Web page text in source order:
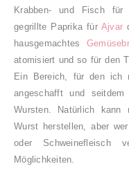
Krabben- und Fisch
gegrillte Paprika für Ajvar
hausgemachtes
atomisiert und so für den
Ein Bereich, für den ich
angeschafft und
Wursten. Natürlich kann
Wurst herstellen, aber
oder
Möglichkeiten.